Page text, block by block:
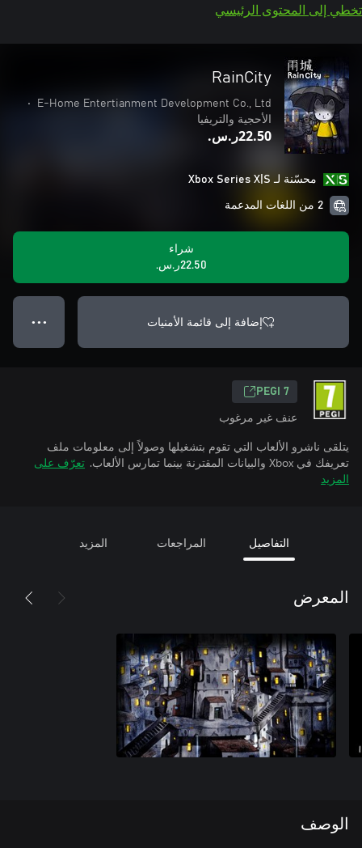
تخطي إلى المحتوى الرئيسي
RainCity
E-Home Entertianment Development Co., Ltd
•
الأحجية والتريفيا
‪ر.س.‏‎22.50‬
محسّنة لـ Xbox Series X|S
2 من اللغات المدعمة
شراء
‪ر.س.‏‎22.50‬
إضافة إلى قائمة الأمنيات ● ● ●
PEGI 7
عنف غير مرغوب
يتلقى ناشرو الألعاب التي تقوم بتشغيلها وصولاً إلى معلومات ملف
تعريفك في Xbox والبيانات المقترنة بينما تمارس الألعاب.
تعرّف على
المزيد
التفاصيل المراجعات المزيد
المعرض
الوصف